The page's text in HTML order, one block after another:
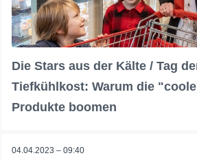
Die Stars aus der Kälte / Tag
Tiefkühlkost: Warum die
Produkte boomen
04.04.2023 – 09:40